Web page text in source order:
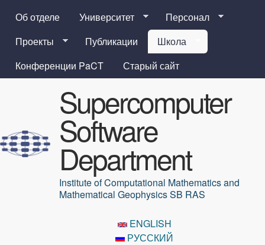
содержанию
Об отделе Университет
Персонал
Проекты
Публикации
Школа
Конференции PaCT
Старый сайт
Supercomputer
Software
Department
Institute of Computational Mathematics and
Mathematical Geophysics SB RAS
ENGLISH
РУССКИЙ